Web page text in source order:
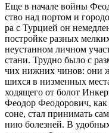
Еще в на­ча­ле вой­ны
ство над пор­том и
ра с Тур­ци­ей он
по­строй­ке раз­ных
неустан­ном лич­ном
ста­ни. Труд­но бы­ло с
чих ниж­них чи­нов: они
ших­ся в низ­мен­ных
хо­дя­ще­го от бо­лот
Фе­о­дор Фе­о­до­ро­вич,
соне, стал при­ни­мать
нию бо­лез­ней. В